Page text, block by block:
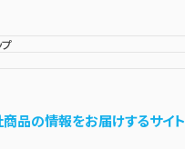
品の情報をお届けするサイト